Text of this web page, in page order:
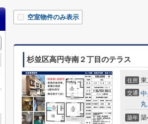
空室物件のみ表示
杉並区高円寺南２丁目のテラス
住所
交通 中
築年